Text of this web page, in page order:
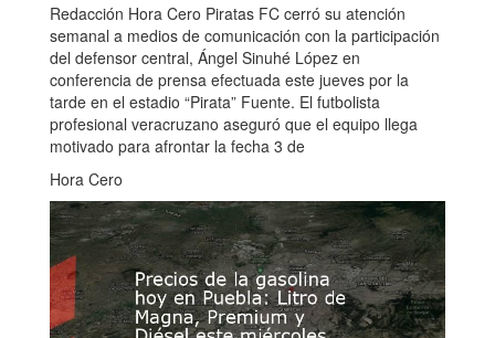
Redacción Hora Cero Piratas FC cerró su atención
semanal a medios de comunicación con la participación
del defensor central, Ángel Sinuhé López en
conferencia de prensa efectuada este jueves por la
tarde en el estadio “Pirata” Fuente. El futbolista
profesional veracruzano aseguró que el equipo llega
motivado para afrontar la fecha 3 de
Hora Cero